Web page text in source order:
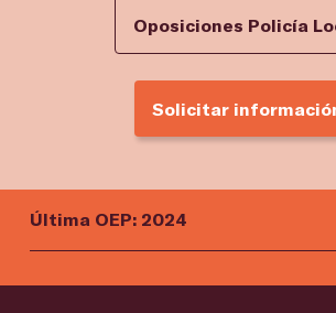
Oposiciones Policía
Solicitar
Última OEP: 2024